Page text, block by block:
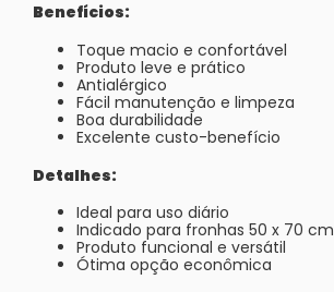
Benefícios:
Toque macio e confortável
Produto leve e prático
Antialérgico
Fácil manutenção e limpeza
Boa durabilidade
Excelente custo-benefício
Detalhes:
Ideal para uso diário
Indicado para fronhas 50 x 70 cm
Produto funcional e versátil
Ótima opção econômica